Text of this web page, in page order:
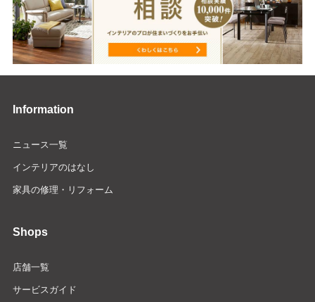
Information
ニュース一覧
インテリアのはなし
家具の修理・リフォーム
Shops
店舗一覧
サービスガイド